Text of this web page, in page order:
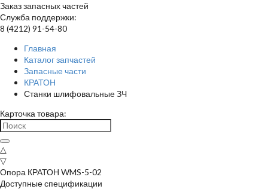
Заказ запасных частей
Служба поддержки:
8 (4212) 91-54-80
Главная
Каталог запчастей
Запасные части
КРАТОН
Станки шлифовальные ЗЧ
Карточка товара:
△
▽
Опора КРАТОН WMS-5-02
Доступные спецификации